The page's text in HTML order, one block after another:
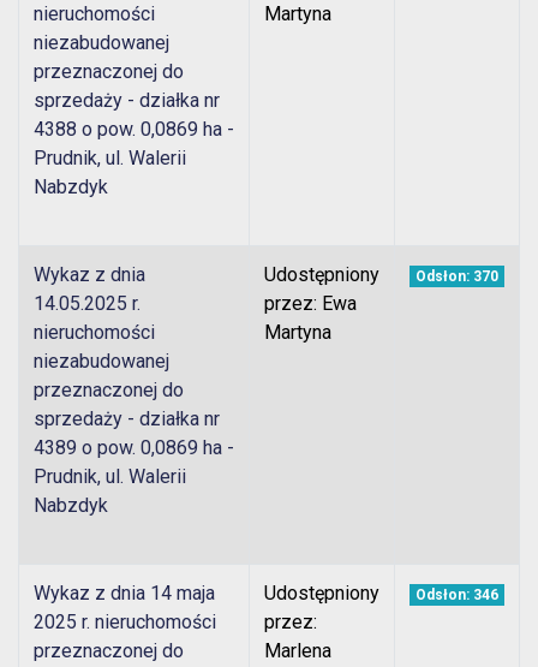
nieruchomości
niezabudowanej
przeznaczonej do
sprzedaży - działka nr
4388 o pow. 0,0869 ha -
Prudnik, ul. Walerii
Nabzdyk
Martyna
Wykaz z dnia
14.05.2025 r.
nieruchomości
niezabudowanej
przeznaczonej do
sprzedaży - działka nr
4389 o pow. 0,0869 ha -
Prudnik, ul. Walerii
Nabzdyk
Udostępniony
przez: Ewa
Martyna
Odsłon: 370
Wykaz z dnia 14 maja
2025 r. nieruchomości
przeznaczonej do
Udostępniony
przez:
Marlena
Odsłon: 346